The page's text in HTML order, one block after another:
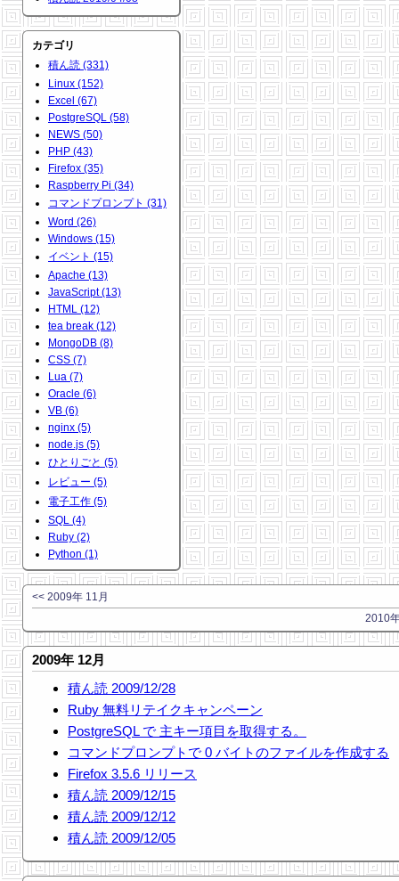
カテゴリ
積ん読 (331)
Linux (152)
Excel (67)
PostgreSQL (58)
NEWS (50)
PHP (43)
Firefox (35)
Raspberry Pi (34)
コマンドプロンプト (31)
Word (26)
Windows (15)
イベント (15)
Apache (13)
JavaScript (13)
HTML (12)
tea break (12)
MongoDB (8)
CSS (7)
Lua (7)
Oracle (6)
VB (6)
nginx (5)
node.js (5)
ひとりごと (5)
レビュー (5)
電子工作 (5)
SQL (4)
Ruby (2)
Python (1)
<< 2009年 11月
2010
2009年 12月
積ん読 2009/12/28
Ruby 無料リテイクキャンペーン
PostgreSQL で 主キー項目を取得する。
コマンドプロンプトで 0 バイトのファイルを作成する
Firefox 3.5.6 リリース
積ん読 2009/12/15
積ん読 2009/12/12
積ん読 2009/12/05